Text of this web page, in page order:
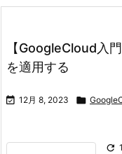
【GoogleCloud入
を適用する
 12月 8, 2023 
